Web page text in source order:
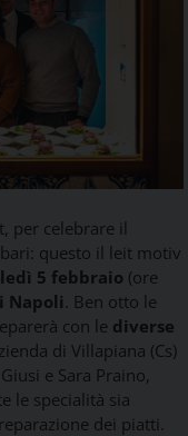
per celebrare il
questo il leit motiv
5 febbraio (ore
Napoli
. Ben otto le
con le diverse
di Villapiana (Cs)
e Sara Praino,
le specialità sia
dei piatti.